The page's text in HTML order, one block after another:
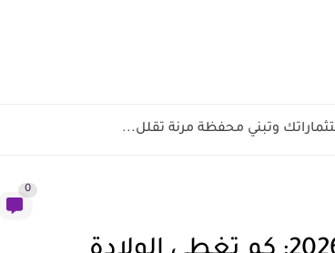
وتبني محفظة مرنة تقلل...
0